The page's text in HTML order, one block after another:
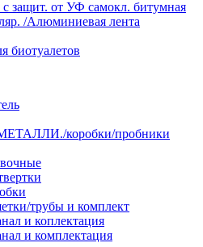
с защит. от УФ самокл. битумная
/Алюминиевая лента
биотуалетов
коробки/пробники
трубы и комплект
и коплектация
и комплектация